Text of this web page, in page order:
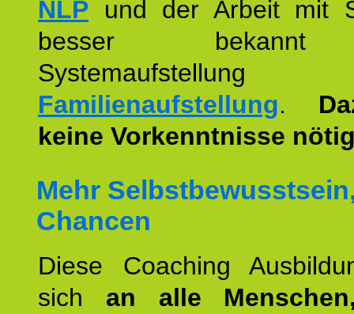
NLP und der Arbeit mit
besser
Familienaufstellung.
keine Vorkenntnisse
Mehr
Chancen
Diese Coaching
sich an alle